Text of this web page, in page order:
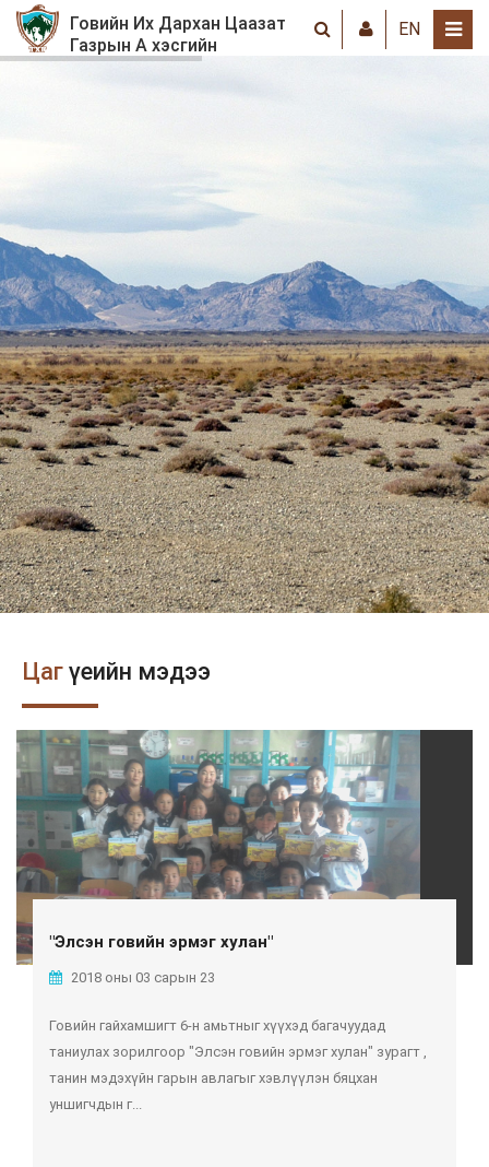
Говийн Их Дархан Цаазат
Газрын А хэсгийн
хамгаалалтын захиргаа
EN
Цаг үеийн мэдээ
"Элсэн говийн эрмэг хулан"
2018 оны 03 сарын 23
Говийн гайхамшигт 6-н амьтныг хүүхэд багачуудад
таниулах зорилгоор "Элсэн говийн эрмэг хулан" зурагт ,
танин мэдэхүйн гарын авлагыг хэвлүүлэн бяцхан
уншигчдын г...